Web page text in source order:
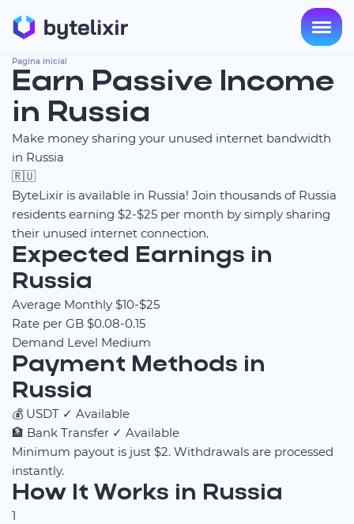
Pagina inicial
Earn Passive Income
in Russia
Make money sharing your unused internet bandwidth
in Russia
🇷🇺
ByteLixir is available in Russia! Join thousands of Russia
residents earning $2-$25 per month by simply sharing
their unused internet connection.
Expected Earnings in
Russia
Average Monthly $10-$25
Rate per GB $0.08-0.15
Demand Level Medium
Payment Methods in
Russia
💰 USDT ✓ Available
🏦 Bank Transfer ✓ Available
Minimum payout is just $2. Withdrawals are processed
instantly.
How It Works in Russia
1